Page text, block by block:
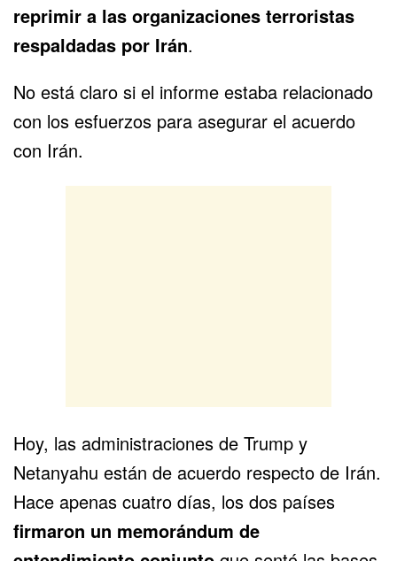
reprimir a las organizaciones terroristas
respaldadas por Irán.
No está claro si el informe estaba relacionado
con los esfuerzos para asegurar el acuerdo
con Irán.
Hoy, las administraciones de Trump y
Netanyahu están de acuerdo respecto de Irán.
Hace apenas cuatro días, los dos países
firmaron un memorándum de